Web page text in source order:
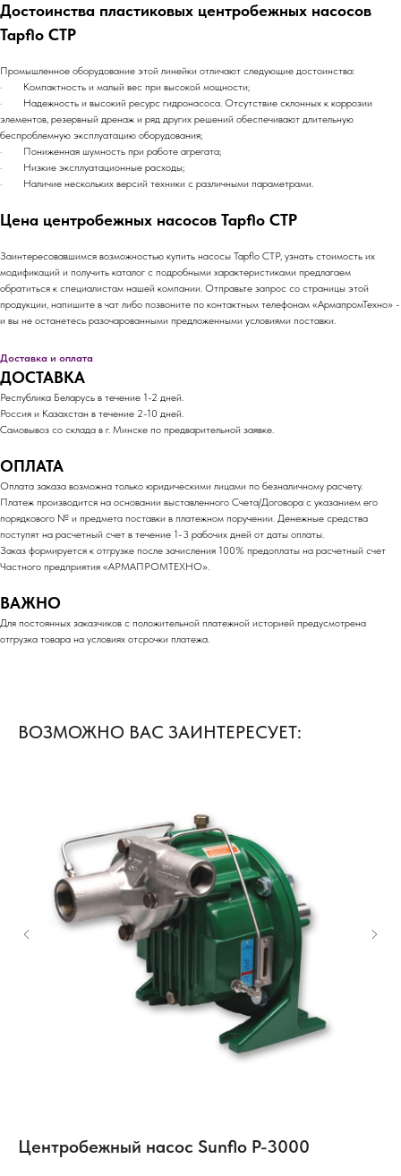
Достоинства пластиковых центробежных насосов
Tapflo CTP
Промышленное оборудование этой линейки отличают следующие достоинства:
· Компактность и малый вес при высокой мощности;
· Надежность и высокий ресурс гидронасоса. Отсутствие склонных к коррозии
элементов, резервный дренаж и ряд других решений обеспечивают длительную
беспроблемную эксплуатацию оборудования;
· Пониженная шумность при работе агрегата;
· Низкие эксплуатационные расходы;
· Наличие нескольких версий техники с различными параметрами.
Цена центробежных насосов Tapflo CTP
Заинтересовавшимся возможностью купить насосы Tapflo CTP, узнать стоимость их
модификаций и получить каталог с подробными характеристиками предлагаем
обратиться к специалистам нашей компании. Отправьте запрос со страницы этой
продукции, напишите в чат либо позвоните по контактным телефонам «АрмапромТехно» -
и вы не останетесь разочарованными предложенными условиями поставки.
Доставка и оплата
ДОСТАВКА
Республика Беларусь в течение 1-2 дней.
Россия и Казахстан в течение 2-10 дней.
Самовывоз со склада в г. Минске по предварительной заявке.
ОПЛАТА
Оплата заказа возможна только юридическими лицами по безналичному расчету.
Платеж производится на основании выставленного Счета/Договора с указанием его
порядкового № и предмета поставки в платежном поручении. Денежные средства
поступят на расчетный счет в течение 1-3 рабочих дней от даты оплаты.
Заказ формируется к отгрузке после зачисления 100% предоплаты на расчетный счет
Частного предприятия «АРМАПРОМТЕХНО».
ВАЖНО
Для постоянных заказчиков с положительной платежной историей предусмотрена
отгрузка товара на условиях отсрочки платежа.
ВОЗМОЖНО ВАС ЗАИНТЕРЕСУЕТ:
Центробежный насос Sunflo P-3000